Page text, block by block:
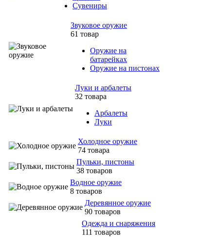
Сувениры
Звуковое оружие
61 товар
Оружие на
батарейках
Оружие на пистонах
Луки и арбалеты
32 товара
Арбалеты
Луки
Холодное оружие
74 товара
Пульки, пистоны
38 товаров
Водное оружие
8 товаров
Деревянное оружие
90 товаров
Одежда и снаряжения
111 товаров